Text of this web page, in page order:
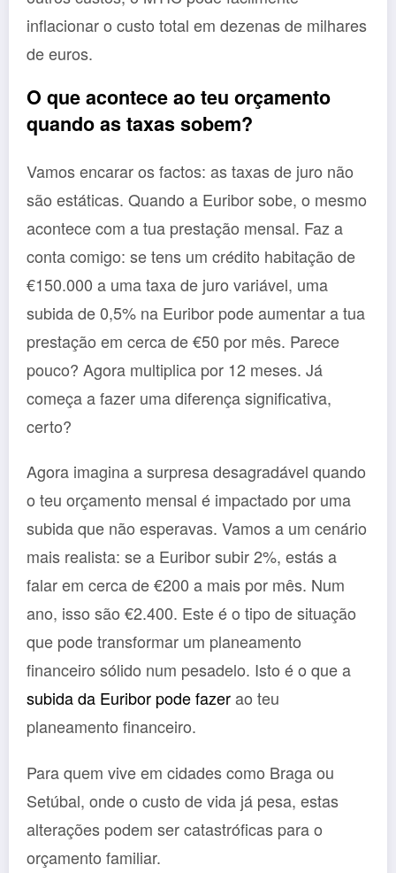
inflacionar o custo total em dezenas de milhares
de euros.
O que acontece ao teu orçamento
quando as taxas sobem?
Vamos encarar os factos: as taxas de juro não
são estáticas. Quando a Euribor sobe, o mesmo
acontece com a tua prestação mensal. Faz a
conta comigo: se tens um crédito habitação de
€150.000 a uma taxa de juro variável, uma
subida de 0,5% na Euribor pode aumentar a tua
prestação em cerca de €50 por mês. Parece
pouco? Agora multiplica por 12 meses. Já
começa a fazer uma diferença significativa,
certo?
Agora imagina a surpresa desagradável quando
o teu orçamento mensal é impactado por uma
subida que não esperavas. Vamos a um cenário
mais realista: se a Euribor subir 2%, estás a
falar em cerca de €200 a mais por mês. Num
ano, isso são €2.400. Este é o tipo de situação
que pode transformar um planeamento
financeiro sólido num pesadelo. Isto é o que a
subida da Euribor pode fazerao teu
planeamento financeiro.
Para quem vive em cidades como Braga ou
Setúbal, onde o custo de vida já pesa, estas
alterações podem ser catastróficas para o
orçamento familiar.